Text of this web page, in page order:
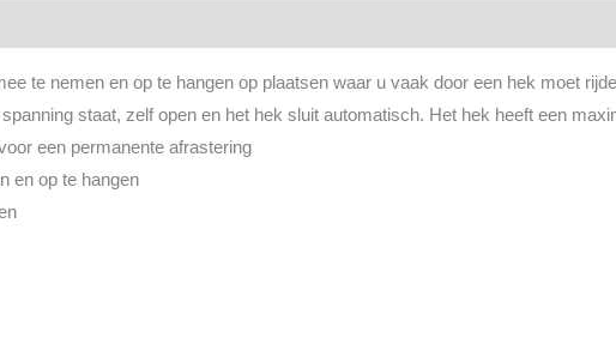
te nemen en op te hangen op plaatsen waar u vaak door een hek moet
staat, zelf open en het hek sluit automatisch. Het hek heeft een
een permanente afrastering
en op te hangen